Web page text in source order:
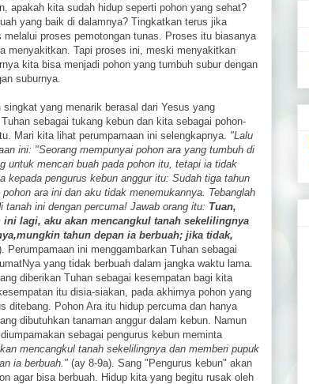
apakah kita sudah hidup seperti pohon yang sehat?
yang baik di dalamnya? Tingkatkan terus jika
proses pemotongan tunas. Proses itu biasanya
menyakitkan. Tapi proses ini, meski menyakitkan
kita bisa menjadi pohon yang tumbuh subur dengan
suburnya.
yang menarik berasal dari Yesus yang
sebagai tukang kebun dan kita sebagai pohon-
Mari kita lihat perumpamaan ini selengkapnya. "Lalu
ini: "Seorang mempunyai pohon ara yang tumbuh di
untuk mencari buah pada pohon itu, tetapi ia tidak
kepada pengurus kebun anggur itu: Sudah tiga tahun
ara ini dan aku tidak menemukannya. Tebanglah
tanah ini dengan percuma! Jawab orang itu: Tuan,
lagi, aku akan mencangkul tanah sekelilingnya
tahun depan ia berbuah; jika tidak,
Perumpamaan ini menggambarkan Tuhan sebagai
yang tidak berbuah dalam jangka waktu lama.
diberikan Tuhan sebagai kesempatan bagi kita
itu disia-siakan, pada akhirnya pohon yang
ditebang. Pohon Ara itu hidup percuma dan hanya
dibutuhkan tanaman anggur dalam kebun. Namun
sebagai pengurus kebun meminta
mencangkul tanah sekelilingnya dan memberi pupuk
ia berbuah." (ay 8-9a). Sang "Pengurus kebun" akan
agar bisa berbuah. Hidup kita yang begitu rusak oleh